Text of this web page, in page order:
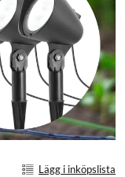
Lägg i inköpslista